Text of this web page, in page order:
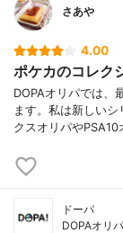
さあや
4.00
ポケカのコレク
DOPAオリパでは、
ます。私は新しい
クスオリパや
ドーパ
DOPAオリパ